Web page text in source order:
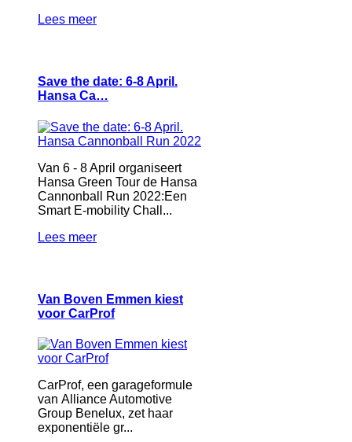
Lees meer
Save the date: 6-8 April.
Hansa Ca…
Van 6 - 8 April organiseert
Hansa Green Tour de Hansa
Cannonball Run 2022:Een
Smart E-mobility Chall...
Lees meer
Van Boven Emmen kiest
voor CarProf
CarProf, een garageformule
van Alliance Automotive
Group Benelux, zet haar
exponentiële gr...